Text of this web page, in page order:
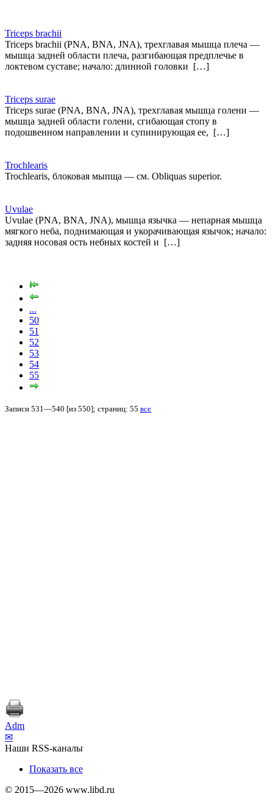
Triceps brachii
Triceps brachii (PNA, BNA, JNA), трехглавая мышца плеча —
мышца задней области плеча, разгибающая предплечье в
локтевом суставе; начало: длинной головки […]
Triceps surae
Triceps surae (PNA, BNA, JNA), трехглавая мышца голени —
мышца задней области голени, сгибающая стопу в
подошвенном направлении и супинирующая ее, […]
Trochlearis
Trochlearis, блоковая мыпща — см. Obliquas superior.
Uvulae
Uvulae (PNA, BNA, JNA), мышца язычка — непарная мышца
мягкого неба, поднимающая и укорачивающая язычок; начало:
задняя носовая ость небных костей и […]
...
50
51
52
53
54
55
Записи 531—540 [из 550]; страниц: 55 все
Adm
✉
Наши RSS-каналы
Показать все
© 2015—2026 www.libd.ru